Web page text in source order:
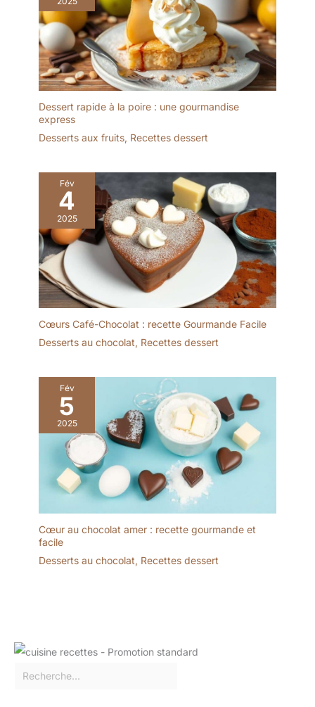
Dessert rapide à la poire : une gourmandise
express
Desserts aux fruits, Recettes dessert
Fév
4
2025
Cœurs Café-Chocolat : recette Gourmande Facile
Desserts au chocolat, Recettes dessert
Fév
5
2025
Cœur au chocolat amer : recette gourmande et
facile
Desserts au chocolat, Recettes dessert